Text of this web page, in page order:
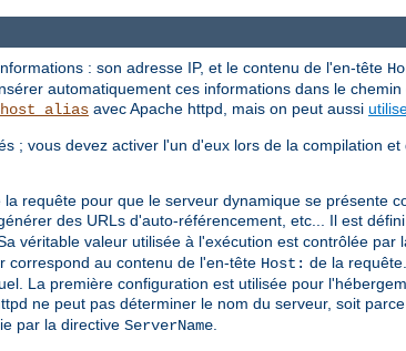
: son adresse IP, et le contenu de l'en-tête
automatiquement ces informations dans le
avec Apache httpd, mais on peut aussi
; vous devez activer l'un d'eux lors de la compilation
requête pour que le serveur dynamique se présente
des URLs d'auto-référencement, etc... Il est
Sa véritable valeur utilisée à l'exécution est contrôlée par
correspond au contenu de l'en-tête Host: de la
La première configuration est utilisée pour
ne peut pas déterminer le nom du serveur, soit
par la directive ServerName